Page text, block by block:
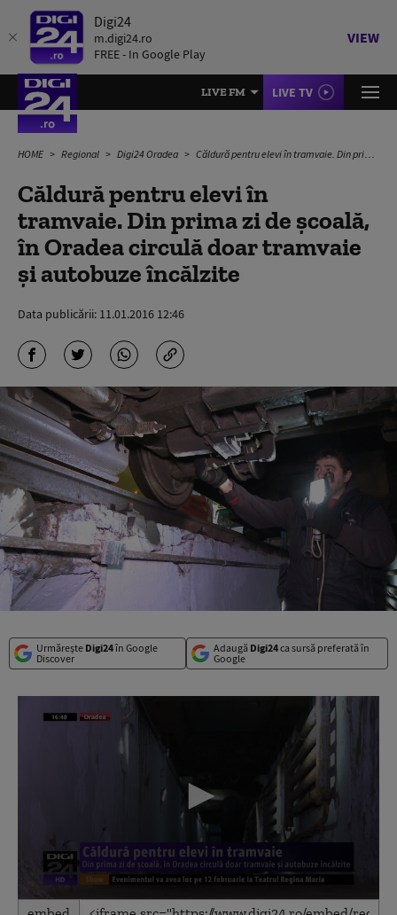
Digi24
m.digi24.ro
FREE - In Google Play
VIEW
LIVE FM LIVE TV
HOME Regional Digi24 Oradea Căldură pentru elevi în tramvaie. Din prima zi de şcoală, în Oradea circulă doar tramvaie şi autobuze încălzite
Căldură pentru elevi în
tramvaie. Din prima zi de şcoală,
în Oradea circulă doar tramvaie
şi autobuze încălzite
Data publicării: 11.01.2016 12:46
Urmărește Digi24în Google
Discover
Adaugă Digi24ca sursă preferată în
Google
0